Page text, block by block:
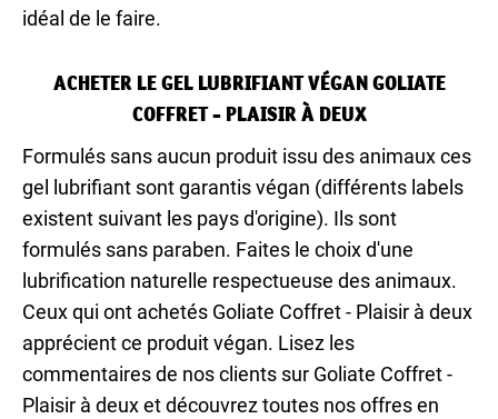
idéal de le faire.
ACHETER LE GEL LUBRIFIANT VÉGAN GOLIATE
COFFRET - PLAISIR À DEUX
Formulés sans aucun produit issu des animaux ces
gel lubrifiant sont garantis végan (différents labels
existent suivant les pays d'origine). Ils sont
formulés sans paraben. Faites le choix d'une
lubrification naturelle respectueuse des animaux.
Ceux qui ont achetés Goliate Coffret - Plaisir à deux
apprécient ce produit végan. Lisez les
commentaires de nos clients sur Goliate Coffret -
Plaisir à deux et découvrez toutes nos offres en